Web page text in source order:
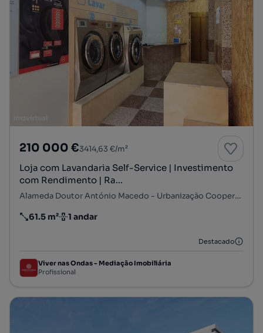
210 000 €3414,63 €/m²
Loja com Lavandaria Self-Service | Investimento
com Rendimento | Ra...
Alameda Doutor António Macedo - Urbanização Cooperativa da Prelada, Prelada - Monte dos Burgos, Ramalde, Porto, Porto
Preço por metro quadrado
61.5 m²
Andar 1 andar
Destacado
Viver nas Ondas - Mediação Imobiliária
Profissional